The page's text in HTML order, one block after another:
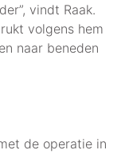
vindt Raak.
volgens hem
naar beneden
de operatie in